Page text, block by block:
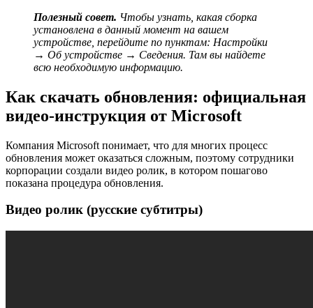
Полезный совет. Чтобы узнать, какая сборка
установлена в данный момент на вашем
устройстве, перейдите по пунктам: Настройки
→ Об устройстве → Сведения. Там вы найдете
всю необходимую информацию.
Как скачать обновления: официальная
видео-инструкция от Microsoft
Компания Microsoft понимает, что для многих процесс
обновления может оказаться сложным, поэтому сотрудники
корпорации создали видео ролик, в котором пошагово
показана процедура обновления.
Видео ролик (русские субтитры)